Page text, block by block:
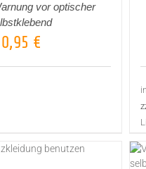
vor optischer
0,95 €